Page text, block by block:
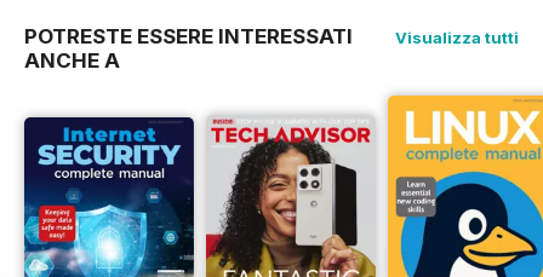
POTRESTE ESSERE INTERESSATI
ANCHE A
Visualizza tutti